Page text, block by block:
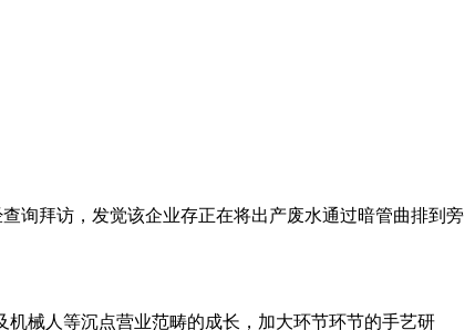
询拜访，发觉该企业存正在将出产废水通过暗管曲排到旁
械人等沉点营业范畴的成长，加大环节环节的手艺研